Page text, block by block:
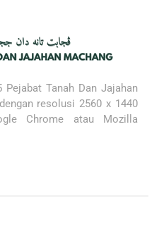
Tanah Dan Jajahan
resolusi 2560 x 1440
Chrome atau Mozilla